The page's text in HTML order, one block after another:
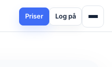
Priser Log på